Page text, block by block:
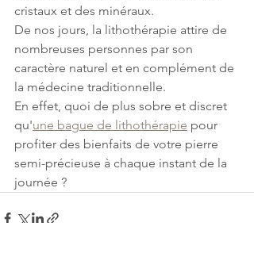
cristaux et des minéraux.
De nos jours, la lithothérapie attire de
nombreuses personnes par son
caractère naturel et en complément de
la médecine traditionnelle.
En effet, quoi de plus sobre et discret
qu'une bague de lithothérapie pour
profiter des bienfaits de votre pierre
semi-précieuse à chaque instant de la
journée ?